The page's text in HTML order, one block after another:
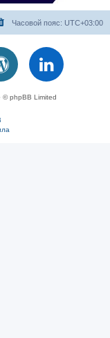
Часовой пояс: UTC+03:00
© phpBB Limited